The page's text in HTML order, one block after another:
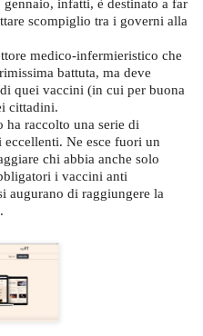
infatti, è destinato a far
scompiglio tra i governi alla
medico-infermieristico che
battuta, ma deve
quei vaccini (in cui per buona
cittadini.
raccolto una serie di
eccellenti. Ne esce fuori un
chi abbia anche solo
i vaccini anti
augurano di raggiungere la